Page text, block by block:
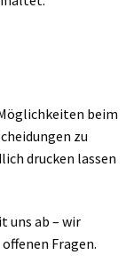
beim
zu
drucken lassen
uns ab – wir
Fragen.